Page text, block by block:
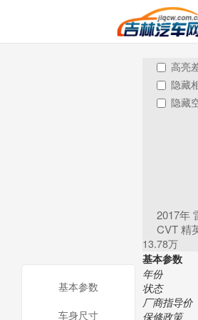
高亮
隐藏
隐藏
2017年
CVT 精
13.78万
基本参数
年份
状态
厂商指导价
保修政策
基本参数
车身尺寸